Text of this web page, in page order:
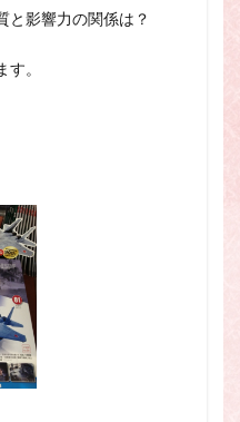
と影響力の関係は？
。